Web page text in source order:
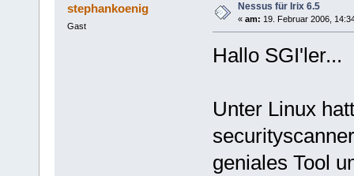
stephankoenig
Gast
Nessus für Irix 6.5
« am: 19. Februar 2006,
Hallo SGI'ler...
Unter Linux
geniales Tool